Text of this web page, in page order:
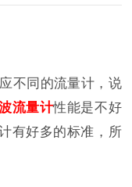
不同的流量计，说
流量计性能是不好
有好多的标准，所